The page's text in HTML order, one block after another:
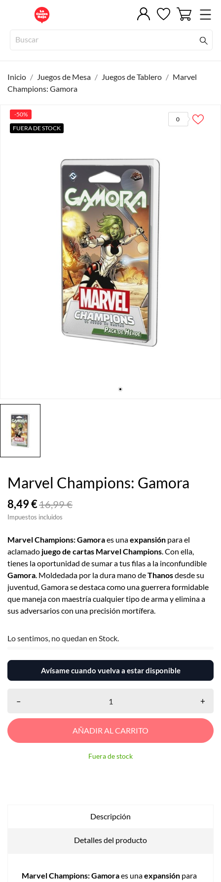
Inicio Juegos de Mesa Juegos de Tablero
Marvel
Champions: Gamora
0
-50%
FUERA DE STOCK
Marvel Champions: Gamora
8,49 €16,99 €
Impuestos incluidos
Marvel Champions: Gamoraes unaexpansión para el
aclamado juego de cartas Marvel Champions. Con ella,
tienes la oportunidad de sumar a tus filas a la inconfundible
Gamora. Moldedada por la dura mano deThanosdesde su
juventud, Gamora se destaca como una guerrera formidable
que maneja con maestría cualquier tipo de arma y elimina a
sus adversarios con una precisión mortífera.
Lo sentimos, no quedan en Stock.
Avísame cuando vuelva a estar disponible
– +
AÑADIR AL CARRITO
Fuera de stock
Descripción
Detalles del producto
Marvel Champions: Gamoraes unaexpansión para